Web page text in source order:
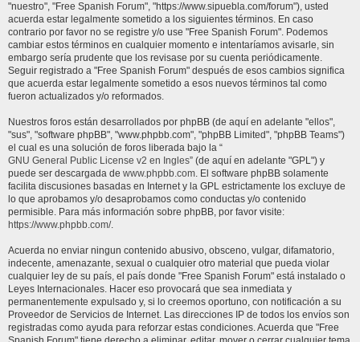
"nuestro", "Free Spanish Forum", "https://www.sipuebla.com/forum"), usted
acuerda estar legalmente sometido a los siguientes términos. En caso
contrario por favor no se registre y/o use "Free Spanish Forum". Podemos
cambiar estos términos en cualquier momento e intentaríamos avisarle, sin
embargo sería prudente que los revisase por su cuenta periódicamente.
Seguir registrado a "Free Spanish Forum" después de esos cambios significa
que acuerda estar legalmente sometido a esos nuevos términos tal como
fueron actualizados y/o reformados.
Nuestros foros están desarrollados por phpBB (de aquí en adelante "ellos",
"sus", "software phpBB", "www.phpbb.com", "phpBB Limited", "phpBB Teams")
el cual es una solución de foros liberada bajo la “
GNU General Public License v2 en Ingles” (de aquí en adelante "GPL") y
puede ser descargada de www.phpbb.com. El software phpBB solamente
facilita discusiones basadas en Internet y la GPL estrictamente los excluye de
lo que aprobamos y/o desaprobamos como conductas y/o contenido
permisible. Para más información sobre phpBB, por favor visite:
https://www.phpbb.com/.
Acuerda no enviar ningun contenido abusivo, obsceno, vulgar, difamatorio,
indecente, amenazante, sexual o cualquier otro material que pueda violar
cualquier ley de su país, el país donde "Free Spanish Forum" está instalado o
Leyes Internacionales. Hacer eso provocará que sea inmediata y
permanentemente expulsado y, si lo creemos oportuno, con notificación a su
Proveedor de Servicios de Internet. Las direcciones IP de todos los envíos son
registradas como ayuda para reforzar estas condiciones. Acuerda que "Free